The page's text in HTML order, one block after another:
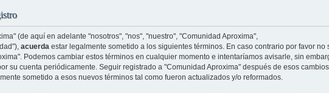
(de aquí en adelante "nosotros", "nos", "nuestro", "Comunidad Aproxima",
acuerdaestar legalmente sometido a los siguientes términos. En caso contrario por favor no
Podemos cambiar estos términos en cualquier momento e intentaríamos avisarle, sin
su cuenta periódicamente. Seguir registrado a "Comunidad Aproxima" después de esos cambios
sometido a esos nuevos términos tal como fueron actualizados y/o reformados.